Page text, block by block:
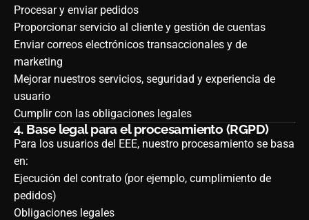
Procesar y enviar pedidos
Proporcionar servicio al cliente y gestión de cuentas
Enviar correos electrónicos transaccionales y de
marketing
Mejorar nuestros servicios, seguridad y experiencia de
usuario
Cumplir con las obligaciones legales
4. Base legal para el procesamiento (RGPD)
Para los usuarios del EEE, nuestro procesamiento se basa
en:
Ejecución del contrato (por ejemplo, cumplimiento de
pedidos)
Obligaciones legales